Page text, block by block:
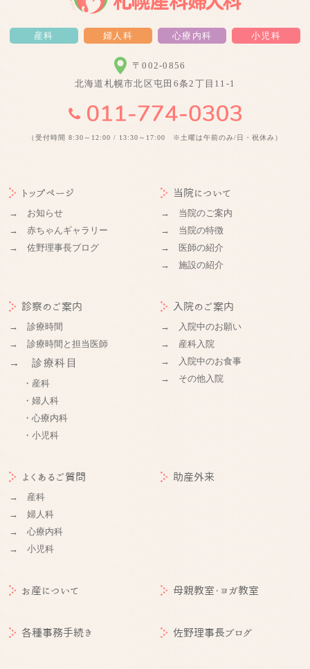
産科 婦人科 心療内科 小児科
〒002-0856
北海道札幌市北区屯田6条2丁目11-1
（受付時間 8:30～12:00 / 13:30～17:00 ※土曜は午前のみ/日・祝休み）
トップページ
→ お知らせ
→ 赤ちゃんギャラリー
→ 佐野理事長ブログ
当院について
→ 当院のご案内
→ 当院の特徴
→ 医師の紹介
→ 施設の紹介
診察のご案内
→ 診療時間
→ 診療時間と担当医師
→ 診療科目
・産科
・婦人科
・心療内科
・小児科
入院のご案内
→ 入院中のお願い
→ 産科入院
→ 入院中のお食事
→ その他入院
よくあるご質問
→ 産科
→ 婦人科
→ 心療内科
→ 小児科
助産外来
お産について 母親教室・ヨガ教室
各種事務手続き 佐野理事長ブログ